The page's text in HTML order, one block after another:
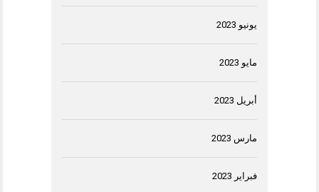
يونيو 2023
مايو 2023
أبريل 2023
مارس 2023
فبراير 2023